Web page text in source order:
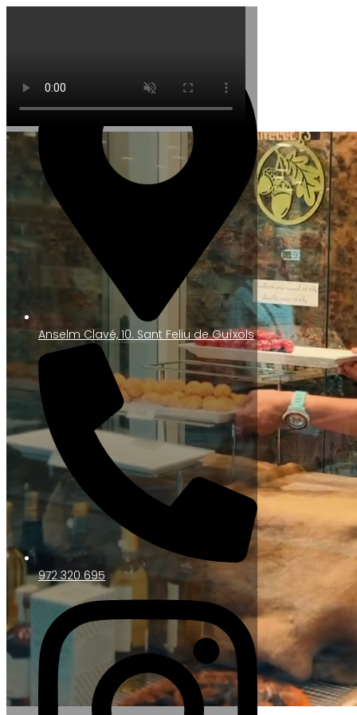
Anselm Clavé, 10. Sant Feliu de Guíxols
972 320 695